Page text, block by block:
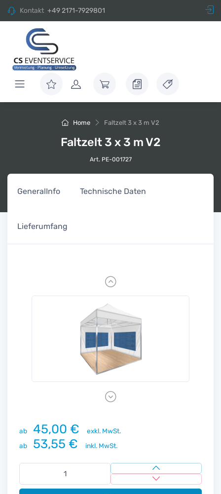
Kontakt +49 2171-7929801
Home Faltzelt 3 x 3 m V2
Faltzelt 3 x 3 m V2
Art. PE-001727
GeneralInfo Technische Daten
Lieferumfang
Previous
Next
ab 45,00 €
exkl. MwSt.
ab
53,55 € inkl. MwSt.